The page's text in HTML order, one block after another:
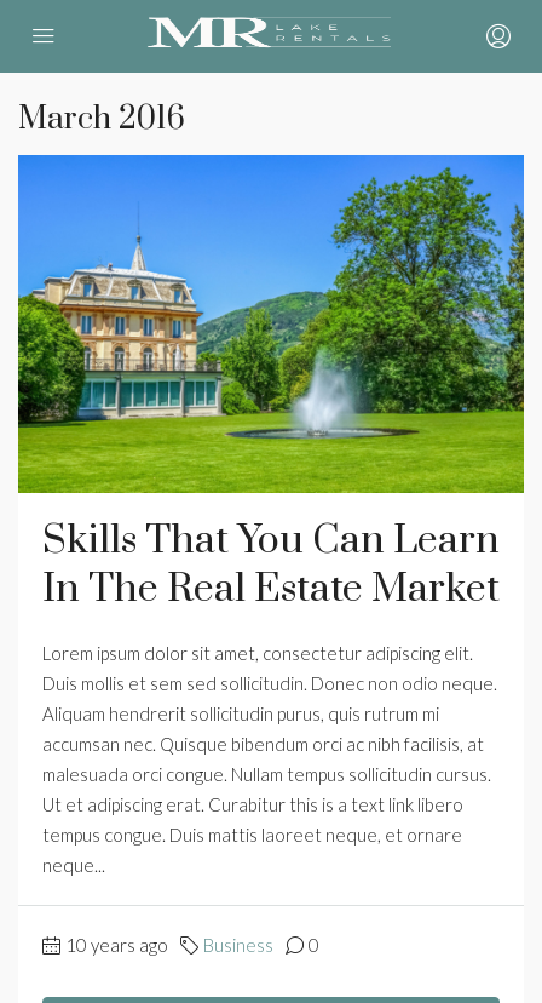
March 2016
Skills That You Can Learn
In The Real Estate Market
Lorem ipsum dolor sit amet, consectetur adipiscing elit.
Duis mollis et sem sed sollicitudin. Donec non odio neque.
Aliquam hendrerit sollicitudin purus, quis rutrum mi
accumsan nec. Quisque bibendum orci ac nibh facilisis, at
malesuada orci congue. Nullam tempus sollicitudin cursus.
Ut et adipiscing erat. Curabitur this is a text link libero
tempus congue. Duis mattis laoreet neque, et ornare
neque...
10 years ago Business 0